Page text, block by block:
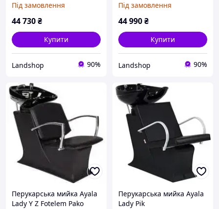
Під замовлення
44 730₴
Купити
Landshop 90%
Під замовлення
44 990₴
Купити
Landshop 90%
Перукарська мийка Ayala
Lady Y Z Fotelem Pako
Перукарська мийка Ayala
Lady Pik